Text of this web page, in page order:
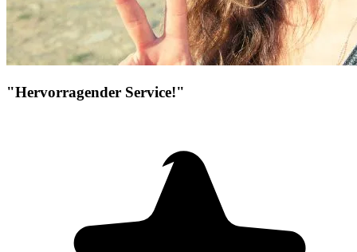
"Hervorragender Service!"